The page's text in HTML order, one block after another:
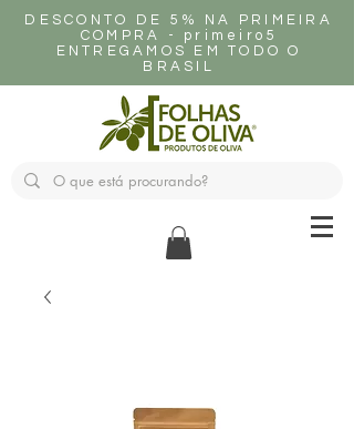
DESCONTO DE 5% NA PRIMEIRA
COMPRA - primeiro5
ENTREGAMOS EM TODO O
BRASIL